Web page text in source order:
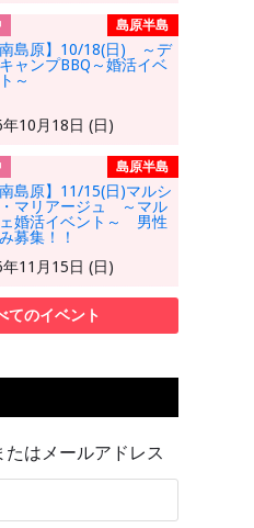
島原半島
南島原】10/18(日) ～デ
ャンプBBQ～婚活イベ
～
10月18日 (日)
島原半島
南島原】11/15(日)マルシ
・マリアージュ ～マル
婚活イベント～ 男性
募集！！
11月15日 (日)
てのイベント
たはメールアドレス